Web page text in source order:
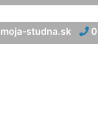
studna.sk